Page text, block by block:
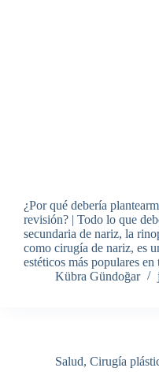
¿Por qué debería
revisión? | Todo lo que
secundaria de nariz, la
como cirugía de nariz, es
estéticos más populares
Kübra Gündoğar
Salud, Cirugía